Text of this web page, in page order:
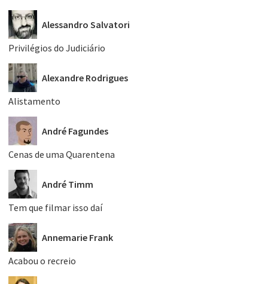
Alessandro Salvatori
Privilégios do Judiciário
Alexandre Rodrigues
Alistamento
André Fagundes
Cenas de uma Quarentena
André Timm
Tem que filmar isso daí
Annemarie Frank
Acabou o recreio